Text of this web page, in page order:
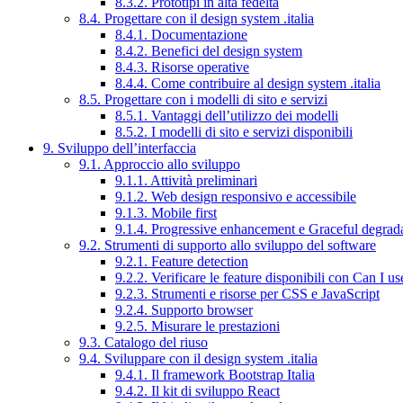
8.4. Progettare con il design system .italia
8.4.1. Documentazione
8.4.2. Benefici del design system
8.4.3. Risorse operative
8.4.4. Come contribuire al design system .italia
8.5. Progettare con i modelli di sito e servizi
8.5.1. Vantaggi dell’utilizzo dei modelli
8.5.2. I modelli di sito e servizi disponibili
9. Sviluppo dell’interfaccia
9.1. Approccio allo sviluppo
9.1.1. Attività preliminari
9.1.2. Web design responsivo e accessibile
9.1.3. Mobile first
9.1.4. Progressive enhancement e Graceful
9.2. Strumenti di supporto allo sviluppo del software
9.2.1. Feature detection
9.2.2. Verificare le feature disponibili con Can I
9.2.3. Strumenti e risorse per CSS e JavaScript
9.2.4. Supporto browser
9.2.5. Misurare le prestazioni
9.3. Catalogo del riuso
9.4. Sviluppare con il design system .italia
9.4.1. Il framework Bootstrap Italia
9.4.2. Il kit di sviluppo React